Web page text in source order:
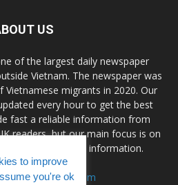
US
of the largest daily newspaper
Vietnam. The newspaper was
Vietnamese migrants in 2020. Our
every hour to get the best
fast a reliable information from
readers, but our main focus is on
laws and Uk travel information.
info\"at\"vietkiu.com
to improve
you're ok